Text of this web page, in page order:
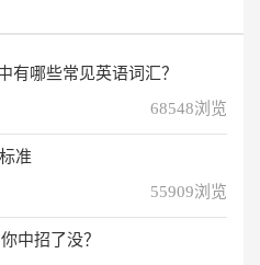
有哪些常见英语词汇？
68548浏览
准
55909浏览
中招了没？